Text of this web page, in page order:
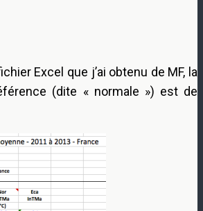
Excel que j’ai obtenu de MF, la
(dite « normale ») est de